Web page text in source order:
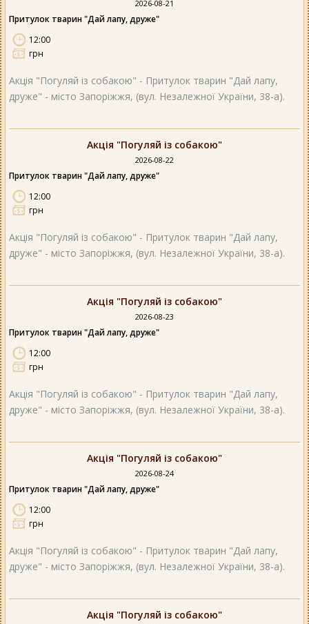
2026-08-21
Притулок тварин "Дай лапу, друже"
12:00
грн
Акція "Погуляй із собакою" - Притулок тварин "Дай лапу,
друже" - місто Запоріжжя, (вул. Незалежної України, 38-а).
Акція "Погуляй із собакою"
2026-08-22
Притулок тварин "Дай лапу, друже"
12:00
грн
Акція "Погуляй із собакою" - Притулок тварин "Дай лапу,
друже" - місто Запоріжжя, (вул. Незалежної України, 38-а).
Акція "Погуляй із собакою"
2026-08-23
Притулок тварин "Дай лапу, друже"
12:00
грн
Акція "Погуляй із собакою" - Притулок тварин "Дай лапу,
друже" - місто Запоріжжя, (вул. Незалежної України, 38-а).
Акція "Погуляй із собакою"
2026-08-24
Притулок тварин "Дай лапу, друже"
12:00
грн
Акція "Погуляй із собакою" - Притулок тварин "Дай лапу,
друже" - місто Запоріжжя, (вул. Незалежної України, 38-а).
Акція "Погуляй із собакою"